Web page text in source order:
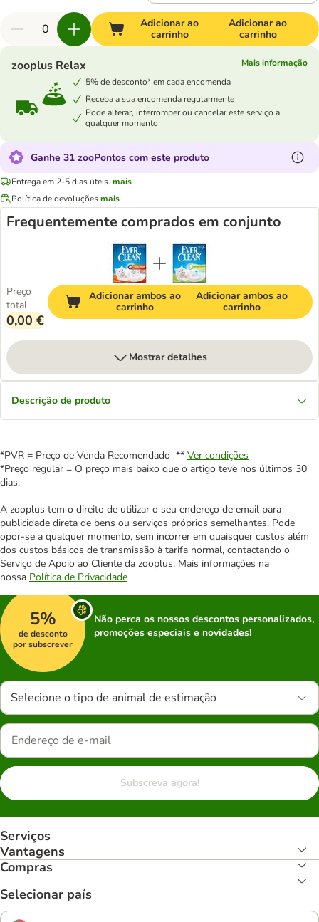
Adicionar ao
carrinho
Adicionar ao
carrinho
zooplus Relax
Mais informação
5% de desconto* em cada encomenda
Receba a sua encomenda regularmente
Pode alterar, interromper ou cancelar este serviço a
qualquer momento
Ganhe 31 zooPontos com este produto
Entrega em 2-5 dias úteis. mais
Política de devoluçõesmais
Frequentemente comprados em conjunto
Preço
total
0,00 €
Adicionar ambos ao
carrinho
Adicionar ambos ao
carrinho
Mostrar detalhes
Descrição de produto
*PVR = Preço de Venda Recomendado ** Ver condições
*Preço regular = O preço mais baixo que o artigo teve nos últimos 30
dias.
A zooplus tem o direito de utilizar o seu endereço de email para
publicidade direta de bens ou serviços próprios semelhantes. Pode
opor-se a qualquer momento, sem incorrer em quaisquer custos além
dos custos básicos de transmissão à tarifa normal, contactando o
Serviço de Apoio ao Cliente da zooplus. Mais informações na
nossa Política de Privacidade
5%
de desconto
por subscrever
Não perca os nossos descontos personalizados,
promoções especiais e novidades!
Selecione o tipo de animal de estimação
Subscreva agora!
Serviços
Vantagens
Compras
Selecionar país